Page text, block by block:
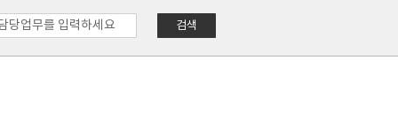
검색